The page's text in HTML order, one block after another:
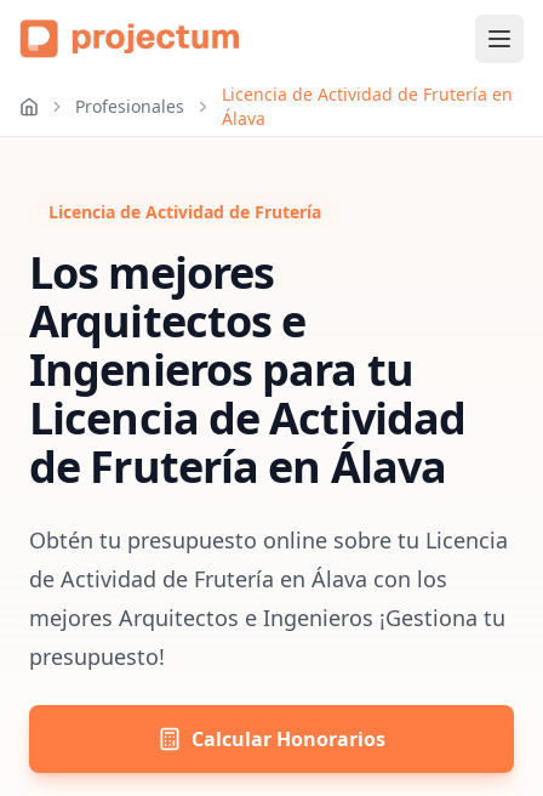
Profesionales
Licencia de Actividad de Frutería en
Álava
Licencia de Actividad de Frutería
Los mejores
Arquitectos e
Ingenieros para tu
Licencia de Actividad
de Frutería en Álava
Obtén tu presupuesto online sobre tu Licencia
de Actividad de Frutería en Álava con los
mejores Arquitectos e Ingenieros ¡Gestiona tu
presupuesto!
Calcular Honorarios